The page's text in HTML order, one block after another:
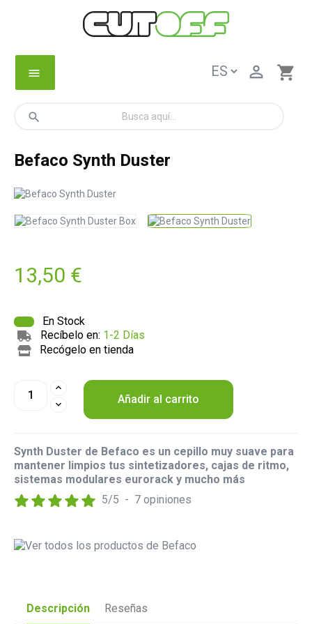
menu shopping_cart

search
Befaco Synth Duster
13,50 €
En Stock
Recíbelo en: 1-2 Días
Recógelo en tienda
Añadir al carrito
Synth Duster de Befaco es un cepillo muy suave para
mantener limpios tus sintetizadores, cajas de ritmo,
sistemas modulares eurorack y mucho más
5/5 - 7 opiniones
Descripción Reseñas